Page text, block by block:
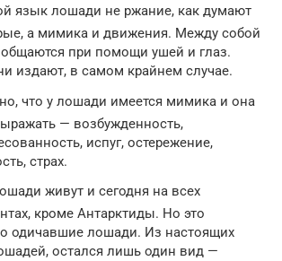
язык лошади не ржание, как думают
а мимика и движения. Между собой
при помощи ушей и глаз.
издают, в самом крайнем случае.
что у лошади имеется мимика и она
— возбужденность,
испуг, остережение,
страх.
живут и сегодня на всех
кроме Антарктиды. Но это
одичавшие лошади. Из настоящих
остался лишь один вид —